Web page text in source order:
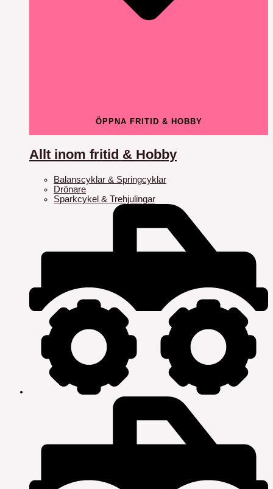
ÖPPNA FRITID & HOBBY
Allt inom fritid & Hobby
Balanscyklar & Springcyklar
Drönare
Sparkcykel & Trehjulingar